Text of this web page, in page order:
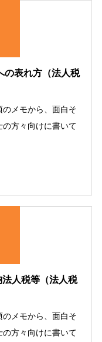
の表れ方（法人税
メモから、面白そ
方々向けに書いて
人税等（法人税
メモから、面白そ
方々向けに書いて